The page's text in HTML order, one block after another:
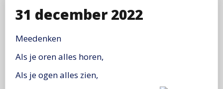
31 december 2022
Meedenken
Als je oren alles horen,
Als je ogen alles zien,